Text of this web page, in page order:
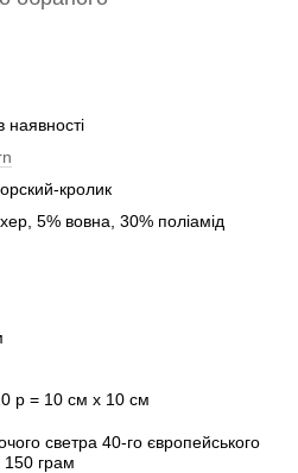
кролик
5% вовна, 30% поліамід
р = 10 см х 10 см
светра 40-го європейського
150 грам